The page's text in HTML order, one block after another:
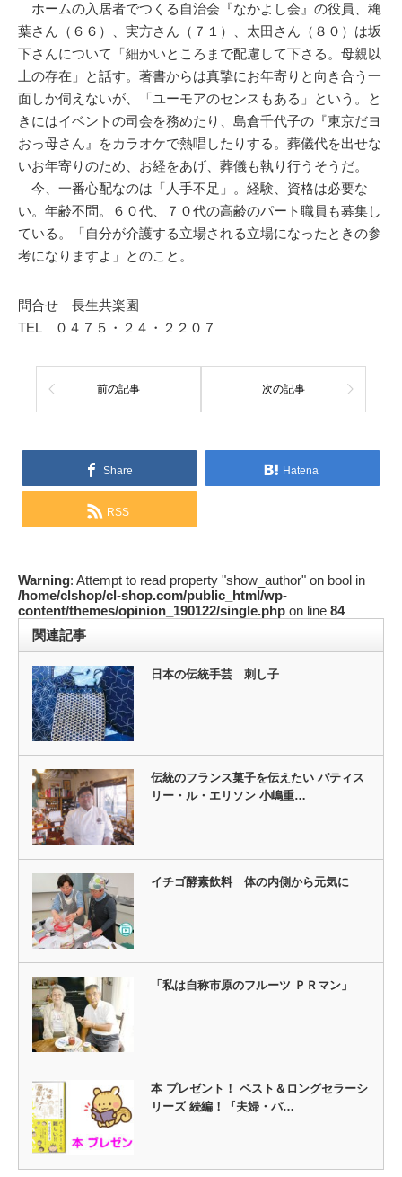
ホームの入居者でつくる自治会『なかよし会』の役員、穐
葉さん（６６）、実方さん（７１）、太田さん（８０）は坂
下さんについて「細かいところまで配慮して下さる。母親以
上の存在」と話す。著書からは真摯にお年寄りと向き合う一
面しか伺えないが、「ユーモアのセンスもある」という。と
きにはイベントの司会を務めたり、島倉千代子の『東京だヨ
おっ母さん』をカラオケで熱唱したりする。葬儀代を出せな
いお年寄りのため、お経をあげ、葬儀も執り行うそうだ。
今、一番心配なのは「人手不足」。経験、資格は必要な
い。年齢不問。６０代、７０代の高齢のパート職員も募集し
ている。「自分が介護する立場される立場になったときの参
考になりますよ」とのこと。
問合せ 長生共楽園
TEL ０４７５・２４・２２０７
前の記事 次の記事
Share Hatena
RSS
Warning: Attempt to read property "show_author" on bool in
/home/clshop/cl-shop.com/public_html/wp-
content/themes/opinion_190122/single.php on line 84
関連記事
日本の伝統手芸 刺し子
伝統のフランス菓子を伝えたい パティス
リー・ル・エリソン 小嶋重…
イチゴ酵素飲料 体の内側から元気に
「私は自称市原のフルーツ ＰＲマン」
本 プレゼント！ ベスト＆ロングセラーシ
リーズ 続編！『夫婦・パ…